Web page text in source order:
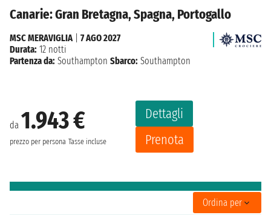
Canarie: Gran Bretagna, Spagna, Portogallo
da 1.943 €
prezzo per persona Tasse incluse
Dettagli
Prenota
MSC MERAVIGLIA
7 AGO 2027
Durata: 12 notti
Partenza da: Southampton Sbarco: Southampton
Ordina per